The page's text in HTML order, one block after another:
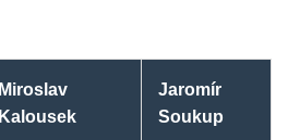
Miroslav
Kalousek
Jaromír
Soukup